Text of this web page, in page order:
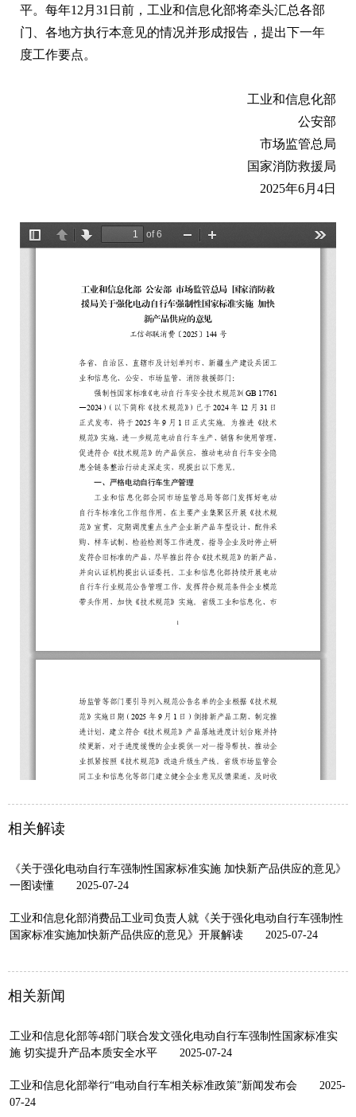
平。每年12月31日前，工业和信息化部将牵头汇总各部
门、各地方执行本意见的情况并形成报告，提出下一年
度工作要点。
工业和信息化部
公安部
市场监管总局
国家消防救援局
2025年6月4日
相关解读
《关于强化电动自行车强制性国家标准实施 加快新产品供应的意见》
一图读懂
2025-07-24
工业和信息化部消费品工业司负责人就《关于强化电动自行车强制性
国家标准实施加快新产品供应的意见》开展解读
2025-07-24
相关新闻
工业和信息化部等4部门联合发文强化电动自行车强制性国家标准实
施 切实提升产品本质安全水平
2025-07-24
工业和信息化部举行“电动自行车相关标准政策”新闻发布会
2025-
07-24